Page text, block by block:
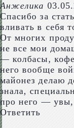
Анжелика
Спасибо за
вливать в себя
От многих
не все мои
— колбасы,
него вообще
майонез делаю
знала,
про него — увы,
Ответить